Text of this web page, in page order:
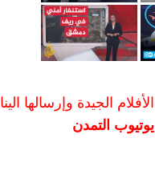
الجيدة وإرسالها الينا
التمدن